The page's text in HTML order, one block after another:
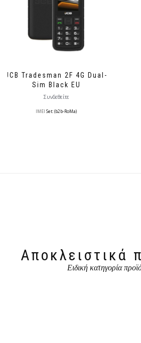
JCB Tradesman 2F 4G Dual-
Sim Black EU
Συνδεθείτε
IMEI Set: (b2b-RoMa)
Αποκλειστικά
Ειδική κατηγορία